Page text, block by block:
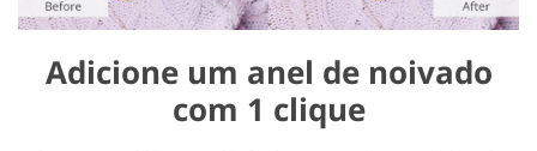
Adicione um anel de noivado
com 1 clique